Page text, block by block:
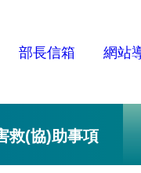
部長信箱 網站
救(協)助事項